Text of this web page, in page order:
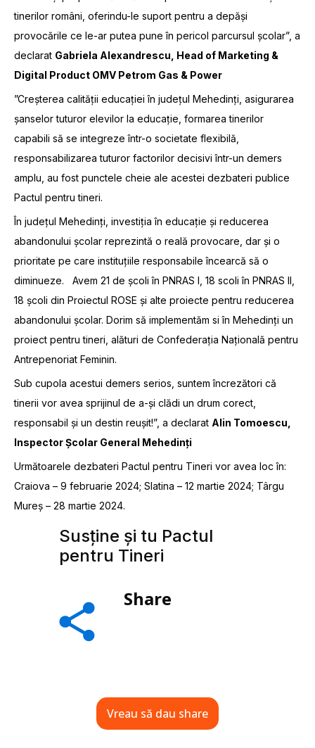
tinerilor români, oferindu-le suport pentru a depăși
provocările ce le-ar putea pune în pericol parcursul școlar”, a
declarat Gabriela Alexandrescu, Head of Marketing &
Digital Product OMV Petrom Gas & Power
”Creșterea calității educației în județul Mehedinți, asigurarea
șanselor tuturor elevilor la educație, formarea tinerilor
capabili să se integreze într-o societate flexibilă,
responsabilizarea tuturor factorilor decisivi într-un demers
amplu, au fost punctele cheie ale acestei dezbateri publice
Pactul pentru tineri.
În județul Mehedinți, investiția în educație și reducerea
abandonului școlar reprezintă o reală provocare, dar și o
prioritate pe care instituțiile responsabile încearcă să o
diminueze. Avem 21 de școli în PNRAS I, 18 scoli în PNRAS II,
18 școli din Proiectul ROSE și alte proiecte pentru reducerea
abandonului școlar. Dorim să implementăm si în Mehedinți un
proiect pentru tineri, alături de Confederația Națională pentru
Antrepenoriat Feminin.
Sub cupola acestui demers serios, suntem încrezători că
tinerii vor avea sprijinul de a-și clădi un drum corect,
responsabil și un destin reușit!”, a declarat Alin Tomoescu,
Inspector Școlar General Mehedinți
Următoarele dezbateri Pactul pentru Tineri vor avea loc în:
Craiova – 9 februarie 2024; Slatina – 12 martie 2024; Târgu
Mureș – 28 martie 2024.
Susține și tu Pactul
pentru Tineri
Share
Vreau să dau share